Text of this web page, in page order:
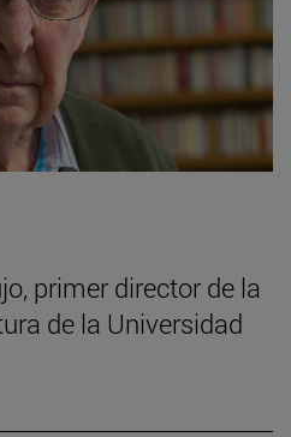
primer director de la
de la Universidad